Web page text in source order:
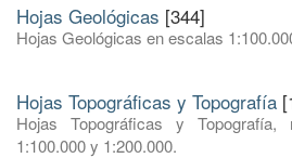
Hojas Geológicas [344]
Hojas Geológicas en escalas
Hojas Topográficas y Topografía
Hojas Topográficas y Topografía,
1:100.000 y 1:200.000.